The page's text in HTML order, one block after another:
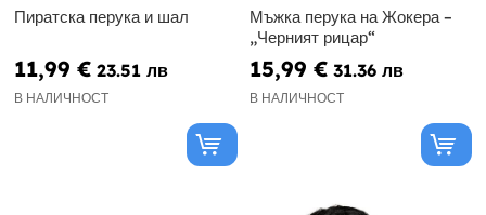
Пиратска перука и шал
11,99 € 23.51 лв
В НАЛИЧНОСТ
Мъжка перука на Жокера –
„Черният рицар“
15,99 € 31.36 лв
В НАЛИЧНОСТ